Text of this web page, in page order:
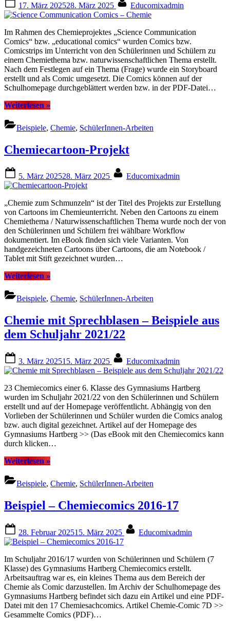
on
17. März 202528. März 2025 Educomixadmin
Im Rahmen des Chemieprojektes „Science Communication
Comics“ bzw. „educational comics“ wurden Comics bzw.
Comicstrips im Unterricht von den Schülerinnen und Schülern zu
einem Chemiethema bzw. naturwissenschaftlichen Thema erstellt.
Nach dem Festlegen auf ein Thema (Frage) wurde ein Storyboard
erstellt und als Comic umgesetzt. Die Comics können auf der
Schulhomepage durchgeblättert werden bzw. in der PDF-Datei…
Weiterlesen “Science
Comics
–
»
Beispiele, Chemie, SchülerInnen-Arbeiten
Chemiecartoon-Projekt
on
5. März 202528. März 2025 Educomixadmin
„Chemie zum Schmunzeln“ ist der Titel des Projekts zur Erstellung
von Cartoons im Chemieunterricht. Neben den Cartoons zu einem
Chemiethema / Naturwissenschaftlichen Thema wurde noch der von
den Schülerinnen und Schülern frei wählbare Workflow
dokumentiert. Im eBook finden sich viele Varianten. Von
handgezeichneten Cartoons über Cartoons, die am Notebook /
Tablet mit Stift gezeichnet wurden…
Weiterlesen “Chemiecartoon-
»
Beispiele, Chemie, SchülerInnen-Arbeiten
Chemie mit Sprechblasen – Beispiele aus
dem Schuljahr 2021/22
on
3. März 202515. März 2025 Educomixadmin
23 Chemiecomics einer 6. Klasse des Gymnasiums Hartberg
wurden im Schuljahr 2021/22 von den Schülerinnen und Schülern
erstellt und auf der Homepage veröffentlicht. Abhängig von den
Vorlieben der Schülerinnen und Schüler wurden die Comics analog
bzw. auch digital gezeichnet. Artikel auf der Homepage des
Gymnasiums Hartberg >> (Das eBook mit den Chemiecomics kann
durch klicken…
Weiterlesen “Chemie
Sprechblasen
–
aus
2021/22”
»
Beispiele, Chemie, SchülerInnen-Arbeiten
Beispiel – Chemiecomics 2016-17
on
28. Februar 202515. März 2025 Educomixadmin
Im Schuljahr 2016/17 wurden von Schülerinnen und Schülern (7
Klasse) des Gymnasiums Hartberg Chemiecomics erstellt.
Arbeitsauftrag war es, ein kleines Thema aus dem Bereich der
Chemie als Comic darzustellen. Im Archiv der Schulhomepage des
Gymnasiums Hartberg befindet sich dazu ein Artikel und eine PDF-
Datei mit den 17 Chemiesachcomics. Artikel Chemie-Comic 7D >>
Gesammelte Comics (PDF)…